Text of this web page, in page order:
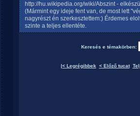
http://hu.wikipedia.org/wiki/Abszint -
(Mármint egy ideje fent van, de most lett
nagyrészt én szerkesztettem:) Érdemes
szinte a teljes ellentéte.
Keresés e témakörben:
|< Legrégibbek < Előző tucat